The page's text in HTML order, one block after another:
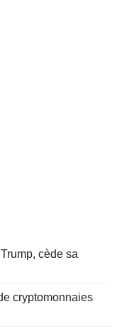
cède sa
cryptomonnaies